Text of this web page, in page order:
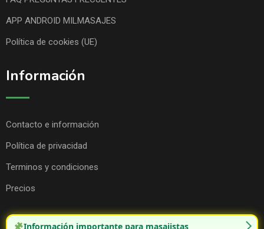
APP ANDROID MILMASAJES
Política de cookies (UE)
Información
Contacto e información
Política de privacidad
Terminos y condiciones
Precios
Información importante para masajistas